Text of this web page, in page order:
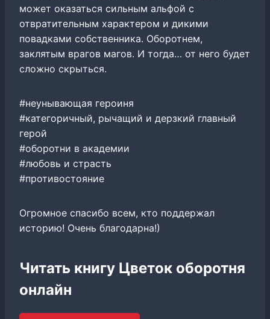
может оказаться сильным альфой с
отвратительным характером и дикими
повадками собственника. Оборотнем,
заклятым врагов магов. И тогда… от него будет
сложно скрыться.
#неунывающая героиня
#категоричный, рычащий и дерзкий главный
герой
#оборотни в академии
#любовь и страсть
#противостояние
Огромное спасибо всем, кто поддержал
историю! Очень благодарна!)
Читать книгу Цветок оборотня
онлайн